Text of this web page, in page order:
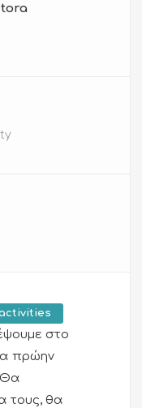
στο
πρώην
Θα
τους, θα